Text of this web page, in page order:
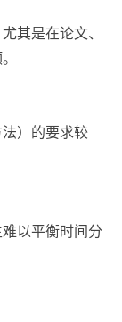
其是在论文、
）的要求较
以平衡时间分